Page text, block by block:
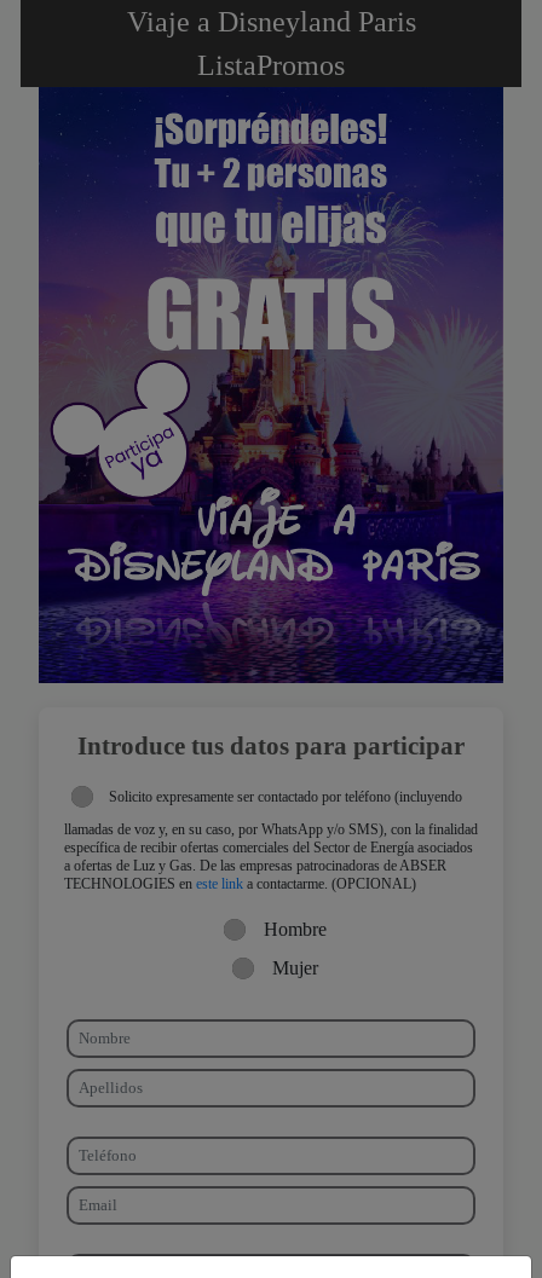
Viaje a Disneyland Paris
ListaPromos
Introduce tus datos para participar
Solicito expresamente ser contactado por teléfono (incluyendo
llamadas de voz y, en su caso, por WhatsApp y/o SMS), con la finalidad
específica de recibir ofertas comerciales del Sector de Energía asociados
a ofertas de Luz y Gas. De las empresas patrocinadoras de ABSER
TECHNOLOGIES en este link a contactarme. (OPCIONAL)
Hombre
Mujer